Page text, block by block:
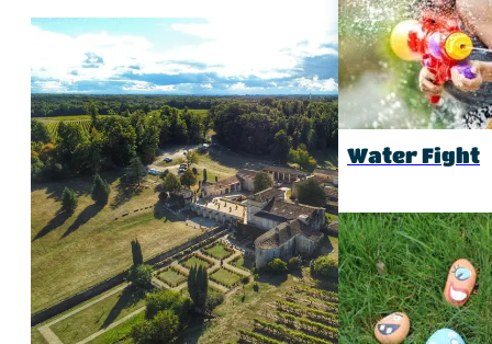
Water Fight